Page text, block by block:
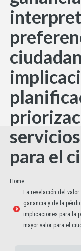
para el
Estás aquí:
Home
La revelación del
ganancia y de la
implicaciones para la
mayor valor para el